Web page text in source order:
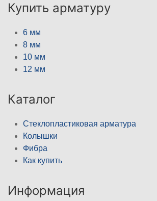
Купить арматуру
6 мм
8 мм
10 мм
12 мм
Каталог
Стеклопластиковая арматура
Колышки
Фибра
Как купить
Информация